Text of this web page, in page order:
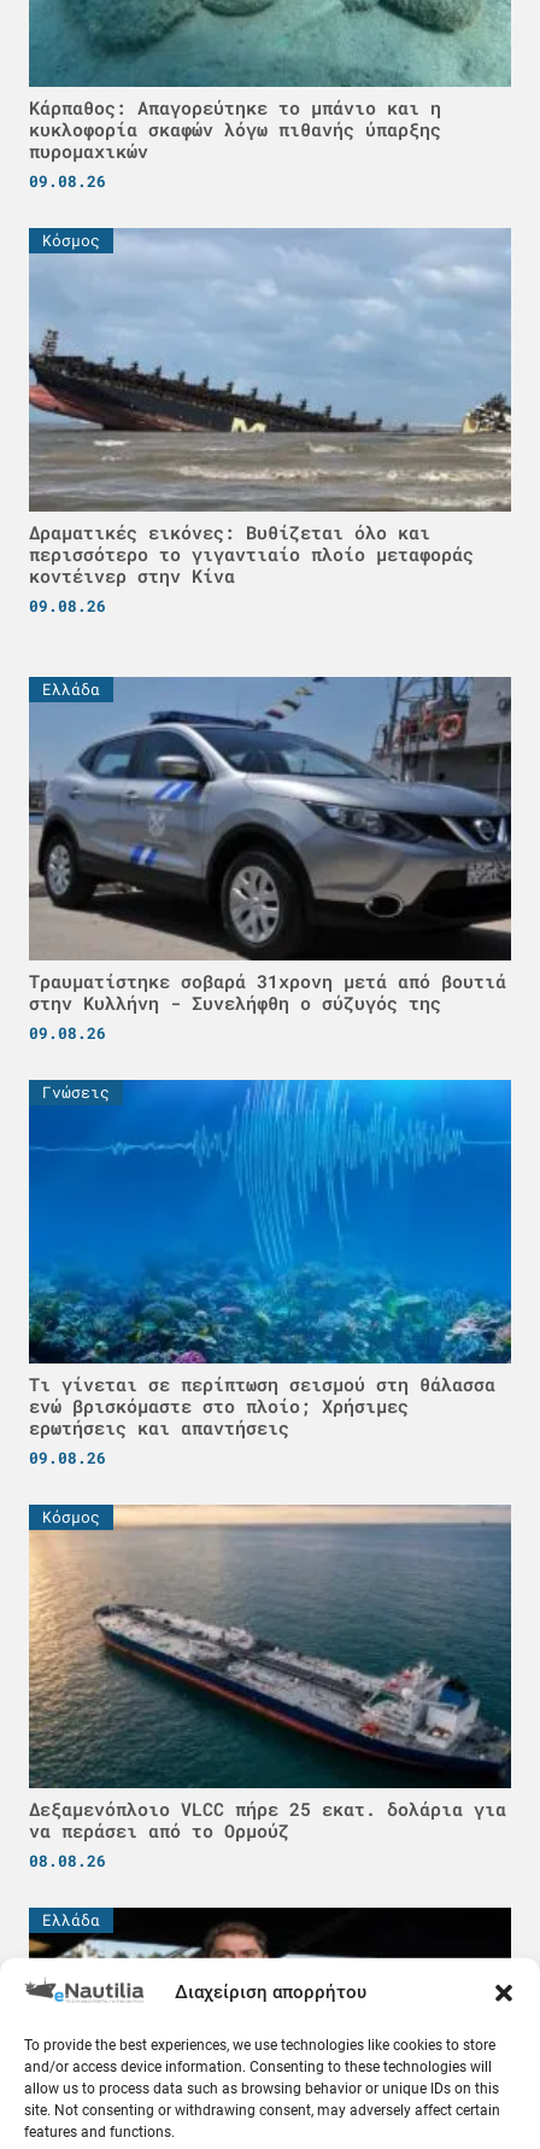
Διαχείριση απορρήτου
To provide the best experiences, we use technologies like cookies to store
and/or access device information. Consenting to these technologies will
allow us to process data such as browsing behavior or unique IDs on this
site. Not consenting or withdrawing consent, may adversely affect certain
features and functions.
Κάρπαθος: Απαγορεύτηκε το μπάνιο και η
κυκλοφορία σκαφών λόγω πιθανής ύπαρξης
πυρομαχικών
09.08.26
Κόσμος
Δραματικές εικόνες: Βυθίζεται όλο και
περισσότερο το γιγαντιαίο πλοίο μεταφοράς
κοντέινερ στην Κίνα
09.08.26
Ελλάδα
Τραυματίστηκε σοβαρά 31χρονη μετά από βουτιά
στην Κυλλήνη - Συνελήφθη ο σύζυγός της
09.08.26
Γνώσεις
Τι γίνεται σε περίπτωση σεισμού στη θάλασσα
ενώ βρισκόμαστε στο πλοίο; Χρήσιμες
ερωτήσεις και απαντήσεις
09.08.26
Κόσμος
Δεξαμενόπλοιο VLCC πήρε 25 εκατ. δολάρια για
να περάσει από το Ορμούζ
08.08.26
Ελλάδα